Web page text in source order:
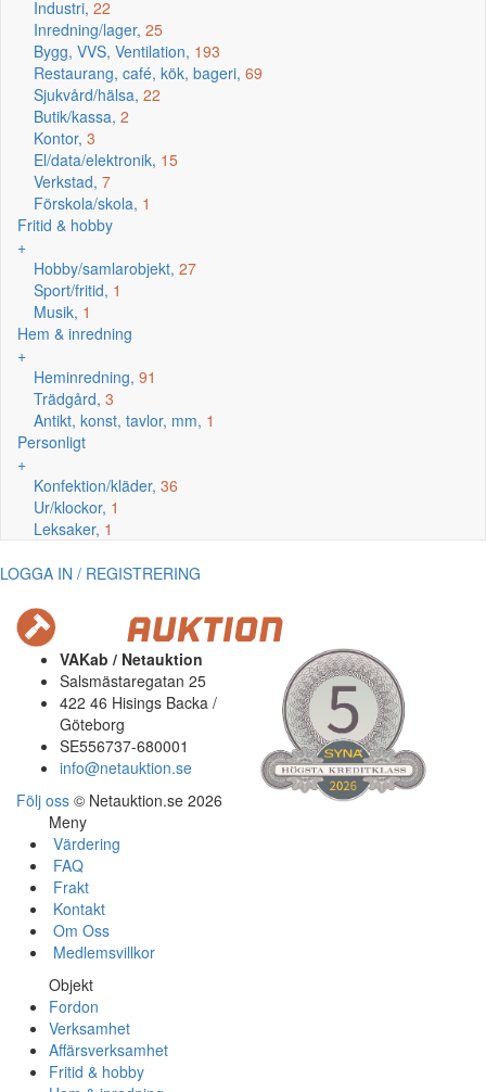
Industri, 22
Inredning/lager, 25
Bygg, VVS, Ventilation, 193
Restaurang, café, kök, bageri, 69
Sjukvård/hälsa, 22
Butik/kassa, 2
Kontor, 3
El/data/elektronik, 15
Verkstad, 7
Förskola/skola, 1
Fritid & hobby
+
Hobby/samlarobjekt, 27
Sport/fritid, 1
Musik, 1
Hem & inredning
+
Heminredning, 91
Trädgård, 3
Antikt, konst, tavlor, mm, 1
Personligt
+
Konfektion/kläder, 36
Ur/klockor, 1
Leksaker, 1
LOGGA IN / REGISTRERING
VAKab / Netauktion
Salsmästaregatan 25
422 46 Hisings Backa /
Göteborg
SE556737-680001
info@netauktion.se
Följ oss © Netauktion.se 2026
Meny
Värdering
FAQ
Frakt
Kontakt
Om Oss
Medlemsvillkor
Objekt
Fordon
Verksamhet
Affärsverksamhet
Fritid & hobby